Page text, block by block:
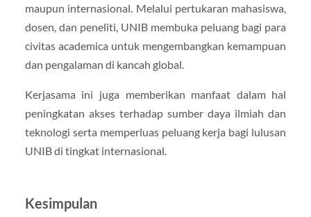
maupun internasional. Melalui pertukaran mahasiswa,
dosen, dan peneliti, UNIB membuka peluang bagi para
civitas academica untuk mengembangkan kemampuan
dan pengalaman di kancah global.
Kerjasama ini juga memberikan manfaat dalam hal
peningkatan akses terhadap sumber daya ilmiah dan
teknologi serta memperluas peluang kerja bagi lulusan
UNIB di tingkat internasional.
Kesimpulan